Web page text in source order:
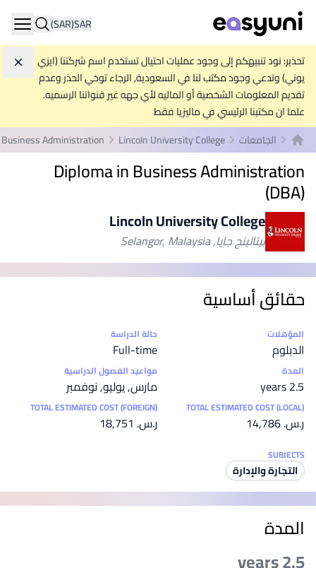
SAR
(SAR)
تحذير: نود تنبيهكم إلى وجود عمليات احتيال تستخدم اسم شركتنا (ايزي
يوني) وتدعي وجود مكتب لنا في السعودية, الرجاء توخي الحذر وعدم
تقديم المعلومات الشخصية أو الماليه لأي جهه غير قنواتنا الرسميه.
علما ان مكتبنا الرئيسي في ماليزيا فقط
الصفحة الرئيسية
الجامعات Lincoln University College
Administration
Diploma in Business Administration
(DBA)
Lincoln University College
بيتالينج جايا, Selangor, Malaysia
حقائق أساسية
إحصائيات
المؤهلات
الدبلوم
حالة الدراسة
Full-time
المدة
2.5 years
مواعيد الفصول الدراسية
مارس, يوليو, نوفمبر
TOTAL ESTIMATED COST (LOCAL)
ر.س.‏ 14,786
TOTAL ESTIMATED COST (FOREIGN)
ر.س.‏ 18,751
SUBJECTS
التجارة والإدارة
المدة